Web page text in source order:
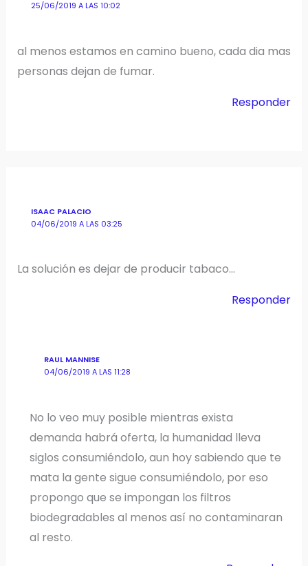
25/06/2019 A LAS 10:02
al menos estamos en camino bueno, cada dia mas
personas dejan de fumar.
Responder
ISAAC PALACIO
04/06/2019 A LAS 03:25
La solución es dejar de producir tabaco…
Responder
RAUL MANNISE
04/06/2019 A LAS 11:28
No lo veo muy posible mientras exista
demanda habrá oferta, la humanidad lleva
siglos consumiéndolo, aun hoy sabiendo que te
mata la gente sigue consumiéndolo, por eso
propongo que se impongan los filtros
biodegradables al menos así no contaminaran
al resto.